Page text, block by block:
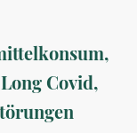
Covid,